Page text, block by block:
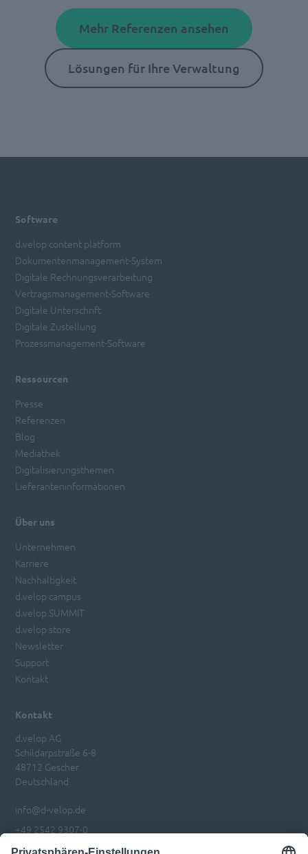
Mehr Referenzen ansehen
Lösungen für Ihre Verwaltung
Kontakt
d.velop AG
Schildarpstraße 6-8
48712 Gescher
Deutschland
info@d-velop.de
+49 2542 9307-0
Software
d.velop content platform
Dokumentenmanagement-System
Digitale Rechnungsverarbeitung
Vertragsmanagement-Software
Digitale Unterschrift
Digitale Zustellung
Prozessmanagement-Software
Ressourcen
Presse
Referenzen
Blog
Mediathek
Digitalisierungsthemen
Lieferanteninformationen
Über uns
Unternehmen
Karriere
Nachhaltigkeit
d.velop campus
d.velop SUMMIT
d.velop store
Newsletter
Support
Kontakt